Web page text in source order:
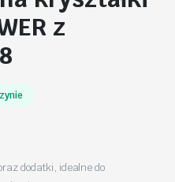
z
dodatki, idealne do